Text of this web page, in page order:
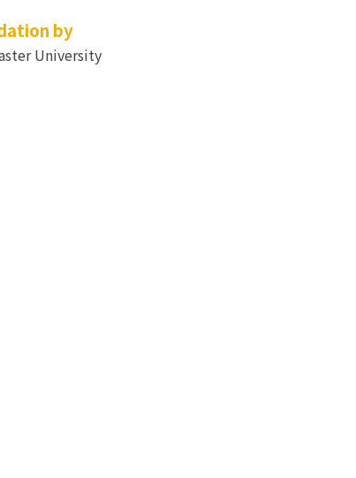
by
University